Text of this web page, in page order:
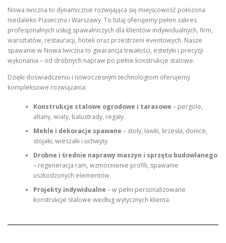
Nowa Iwiczna to dynamicznie rozwijająca się miejscowość położona
niedaleko Piaseczna i Warszawy. To tutaj oferujemy pełen zakres
profesjonalnych usług spawalniczych dla klientów indywidualnych, firm,
warsztatów, restauracji, hoteli oraz przestrzeni eventowych. Nasze
spawanie w Nowa Iwiczna to gwarancja trwałości, estetyki i precyzji
wykonania – od drobnych napraw po pełne konstrukcje stalowe.
Dzięki doświadczeniu i nowoczesnym technologiom oferujemy
kompleksowe rozwiązania:
Konstrukcje stalowe ogrodowe i tarasowe – pergole,
altany, wiaty, balustrady, regały.
Meble i dekoracje spawane – stoły, ławki, krzesła, donice,
stojaki, wieszaki i uchwyty.
Drobne i średnie naprawy maszyn i sprzętu budowlanego
– regeneracja ram, wzmocnienie profili, spawanie
uszkodzonych elementów.
Projekty indywidualne – w pełni personalizowane
konstrukcje stalowe według wytycznych klienta.